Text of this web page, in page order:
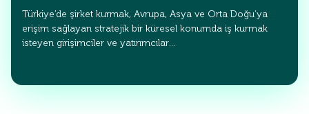
Türkiye’de şirket kurmak, Avrupa, Asya ve Orta Doğu’ya
erişim sağlayan stratejik bir küresel konumda iş kurmak
isteyen girişimciler ve yatırımcılar…